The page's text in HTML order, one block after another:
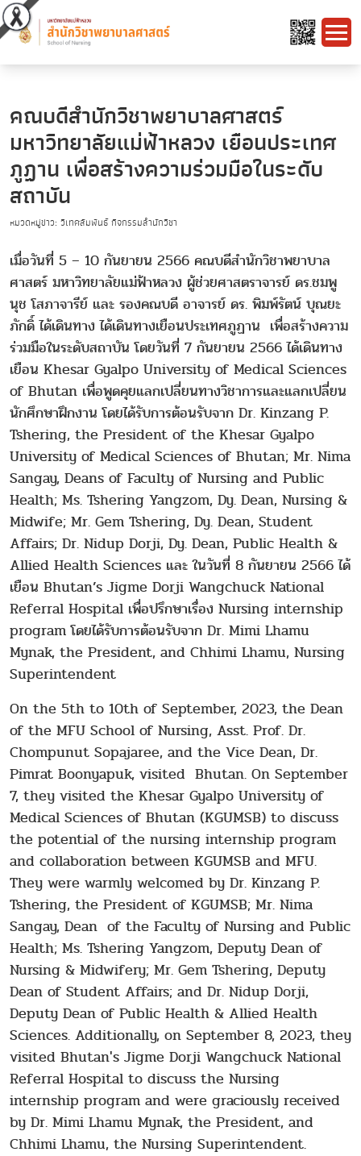
คณบดีสำนักวิชาพยาบาลศาสตร์
มหาวิทยาลัยแม่ฟ้าหลวง เยือนประเทศ
ภูฏาน เพื่อสร้างความร่วมมือในระดับ
สถาบัน
หมวดหมู่ข่าว: วิเทศสัมพันธ์ กิจกรรมสำนักวิชา
เมื่อวันที่ 5 – 10 กันยายน 2566 คณบดีสำนักวิชาพยาบาล
ศาสตร์ มหาวิทยาลัยแม่ฟ้าหลวง ผู้ช่วยศาสตราจารย์ ดร.ชมพู
นุช โสภาจารีย์ และ รองคณบดี อาจารย์ ดร. พิมพ์รัตน์ บุณยะ
ภักดิ์ ได้เดินทาง ได้เดินทางเยือนประเทศภูฏาน เพื่อสร้างความ
ร่วมมือในระดับสถาบัน โดยวันที่ 7 กันยายน 2566 ได้เดินทาง
เยือน Khesar Gyalpo University of Medical Sciences
of Bhutan เพื่อพูดคุยแลกเปลี่ยนทางวิชาการและแลกเปลี่ยน
นักศึกษาฝึกงาน โดยได้รับการต้อนรับจาก Dr. Kinzang P.
Tshering, the President of the Khesar Gyalpo
University of Medical Sciences of Bhutan; Mr. Nima
Sangay, Deans of Faculty of Nursing and Public
Health; Ms. Tshering Yangzom, Dy. Dean, Nursing &
Midwife; Mr. Gem Tshering, Dy. Dean, Student
Affairs; Dr. Nidup Dorji, Dy. Dean, Public Health &
Allied Health Sciences และ ในวันที่ 8 กันยายน 2566 ได้
เยือน Bhutan’s Jigme Dorji Wangchuck National
Referral Hospital เพื่อปรึกษาเรื่อง Nursing internship
program โดยได้รับการต้อนรับจาก Dr. Mimi Lhamu
Mynak, the President, and Chhimi Lhamu, Nursing
Superintendent
On the 5th to 10th of September, 2023, the Dean
of the MFU School of Nursing, Asst. Prof. Dr.
Chompunut Sopajaree, and the Vice Dean, Dr.
Pimrat Boonyapuk, visited Bhutan. On September
7, they visited the Khesar Gyalpo University of
Medical Sciences of Bhutan (KGUMSB) to discuss
the potential of the nursing internship program
and collaboration between KGUMSB and MFU.
They were warmly welcomed by Dr. Kinzang P.
Tshering, the President of KGUMSB; Mr. Nima
Sangay, Dean of the Faculty of Nursing and Public
Health; Ms. Tshering Yangzom, Deputy Dean of
Nursing & Midwifery; Mr. Gem Tshering, Deputy
Dean of Student Affairs; and Dr. Nidup Dorji,
Deputy Dean of Public Health & Allied Health
Sciences. Additionally, on September 8, 2023, they
visited Bhutan's Jigme Dorji Wangchuck National
Referral Hospital to discuss the Nursing
internship program and were graciously received
by Dr. Mimi Lhamu Mynak, the President, and
Chhimi Lhamu, the Nursing Superintendent.